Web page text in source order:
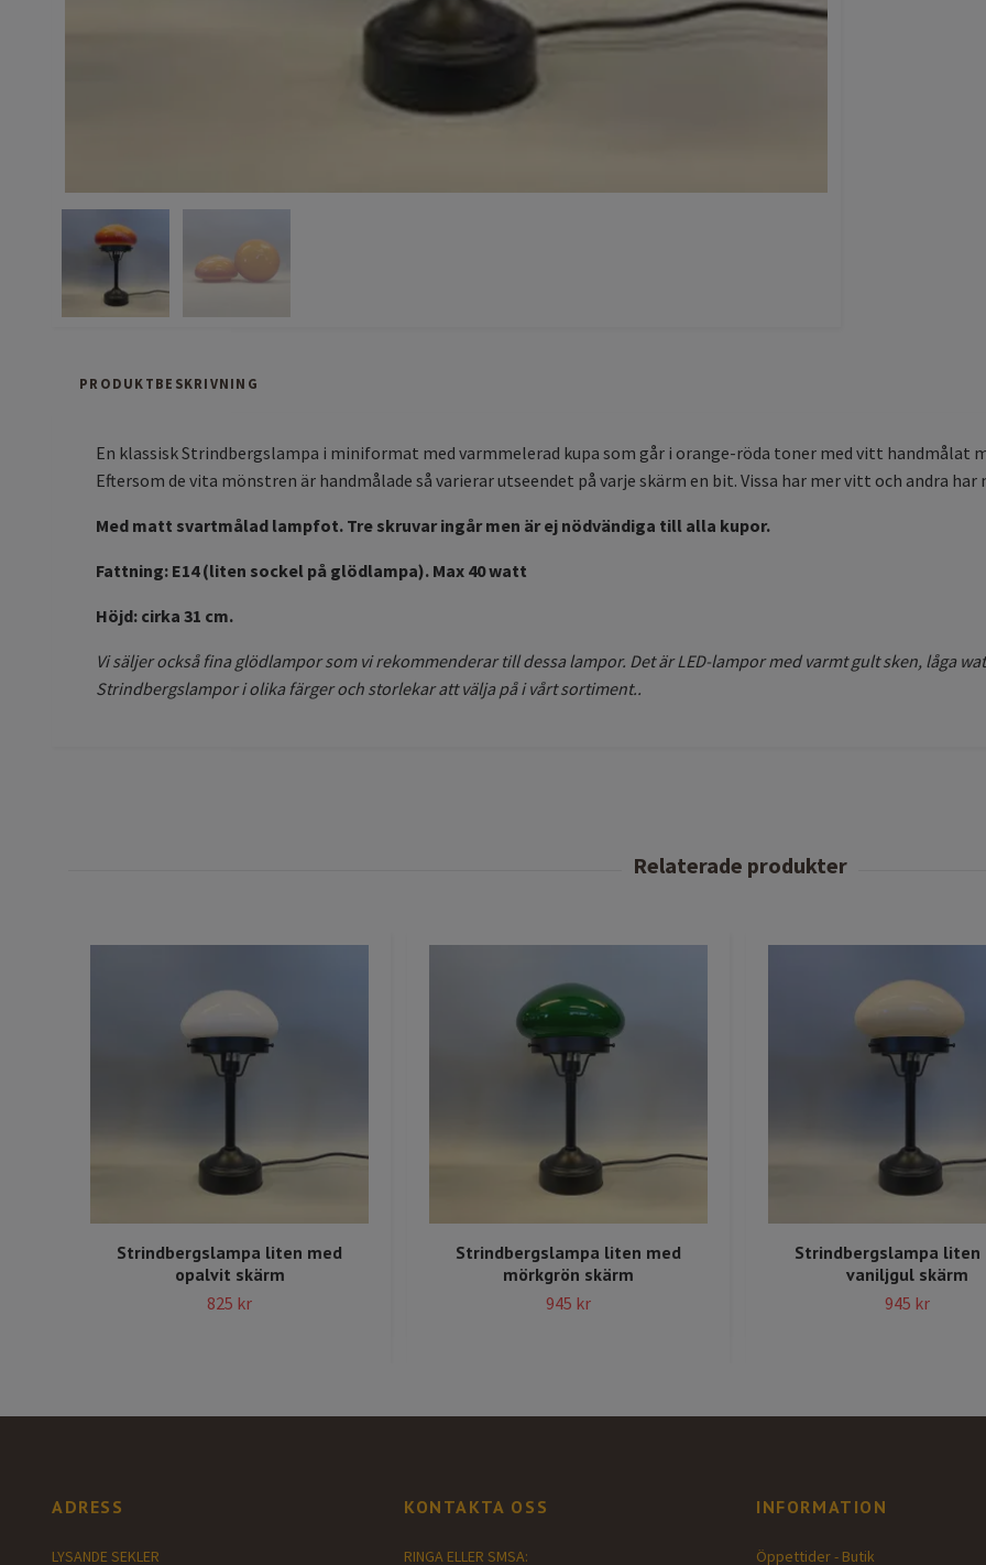
PRODUKTBESKRIVNING
En klassisk Strindbergslampa i miniformat med varmmelerad kupa som går i orange-röda toner med vitt handmålat
Eftersom de vita mönstren är handmålade så varierar utseendet på varje skärm en bit. Vissa har mer vitt och andra har
Med matt svartmålad lampfot. Tre skruvar ingår men är ej nödvändiga till alla kupor.
Fattning: E14 (liten sockel på glödlampa). Max 40 watt
Höjd: cirka 31 cm.
Vi säljer också fina glödlampor som vi rekommenderar till dessa lampor. Det är LED-lampor med varmt gult sken, låga
Strindbergslampor i olika färger och storlekar att välja på i vårt sortiment..
Strindbergslampa liten med
opalvit skärm
825 kr
Strindbergslampa liten med
mörkgrön skärm
945 kr
Strindbergslampa liten
vaniljgul skärm
945 kr
ADRESS
LYSANDE SEKLER
KONTAKTA OSS
RINGA ELLER SMSA:
INFORMATION
Öppettider - Butik